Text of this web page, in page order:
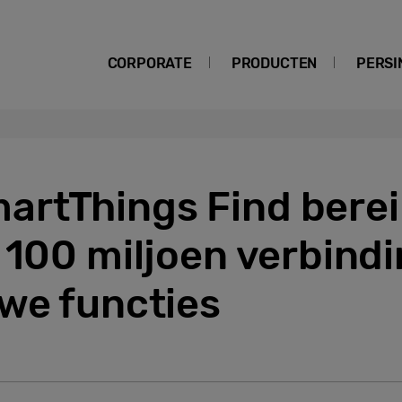
CORPORATE PRODUCTEN
Find
miljoen
functies